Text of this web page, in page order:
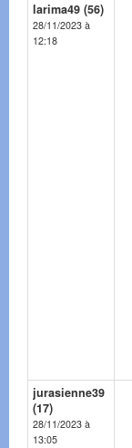
larima49 (56)
28/11/2023 à
12:18
jurasienne39
(17)
28/11/2023 à
13:05